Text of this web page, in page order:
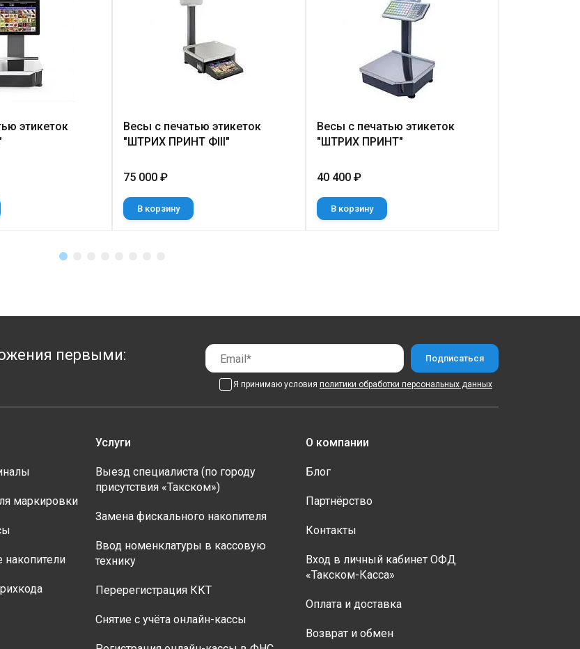
этикеток
Весы с печатью этикеток
"ШТРИХ ПРИНТ ФIII"
75 000 ₽
В корзину
Весы с печатью этикеток
"ШТРИХ ПРИНТ"
40 400 ₽
В корзину
первыми:
Я принимаю условия политики обработки персональных данных
маркировки
Услуги
Выезд специалиста (по городу
присутствия «Такском»)
Замена фискального накопителя
Ввод номенклатуры в кассовую
технику
Перерегистрация ККТ
Снятие с учёта онлайн-кассы
О компании
Блог
Партнёрство
Контакты
Вход в личный кабинет ОФД
«Такском-Касса»
Оплата и доставка
Возврат и обмен